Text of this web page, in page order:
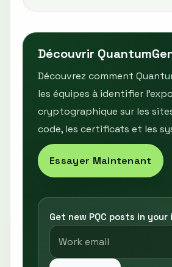
Découvrir
Découvrez comment
les équipes à identifier
cryptographique sur les
code, les certificats et les
Essayer Maintenant
Get new PQC posts in your